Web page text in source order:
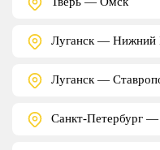
Луганск — Нижний
Луганск —
Санкт-Петербург —